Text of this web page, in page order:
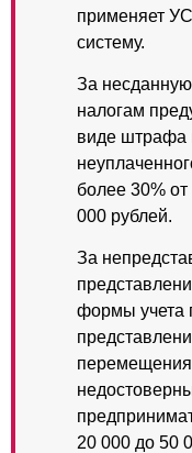
применяет
систему.
За
налогам
виде штрафа
более 30%
000 рублей.
За
формы учета
20 000 до 50